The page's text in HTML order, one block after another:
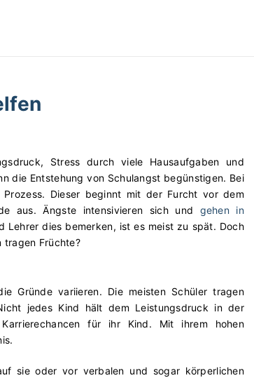
Stress durch viele Hausaufgaben und
die Entstehung von Schulangst begünstigen. Bei
Dieser beginnt mit der Furcht vor dem
aus. Ängste intensivieren sich und gehen in
Lehrer dies bemerken, ist es meist zu spät. Doch
tragen Früchte?
Gründe variieren. Die meisten Schüler tragen
jedes Kind hält dem Leistungsdruck in der
für ihr Kind. Mit ihrem hohen
sie oder vor verbalen und sogar körperlichen